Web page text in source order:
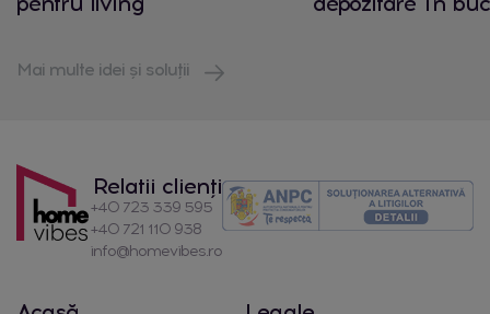
Mai multe idei și soluții
Relatii clienți
+40 723 339 595
+40 721 110 938
info@homevibes.ro